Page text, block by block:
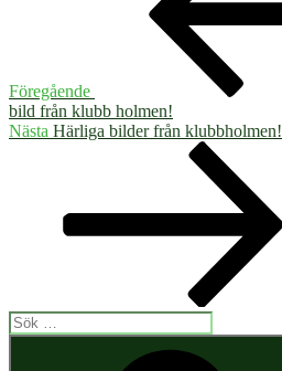
Föregående
bild från klubb holmen!
Nästa
Nästa Härliga bilder från klubbholmen!
Sök
efter: